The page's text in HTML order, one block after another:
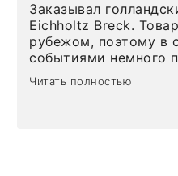
Заказывал
Eichholtz Breck.
рубежом, поэтому в
событиями немного
Но homeadore
определенное в
Читать полностью